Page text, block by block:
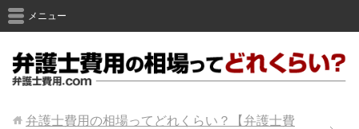
メニュー
弁護士費用の相場ってどれくらい？【弁護士費